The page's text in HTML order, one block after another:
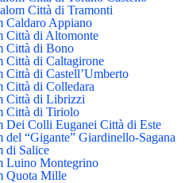
Città di Tramonti
Caldaro Appiano
Città di Altomonte
Città di Bono
Città di Caltagirone
Città di Castell’Umberto
Città di Colledara
Città di Librizzi
Città di Tiriolo
Dei Colli Euganei Città di Este
“Gigante” Giardinello-Sagana
di Salice
Luino Montegrino
Quota Mille